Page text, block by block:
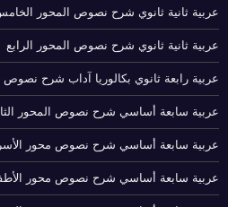
عربية ثانية ثانوي شرح نصوص المحور
عربية ثانية ثانوي شرح نصوص المحور الرابع
عربية رابعة ثانوي بكالوريا آداب شرح نصوص
عربية سابعة أساسي شرح نصوص المحور
عربية سابعة أساسي شرح نصوص محور
عربية سابعة أساسي شرح نصوص محور